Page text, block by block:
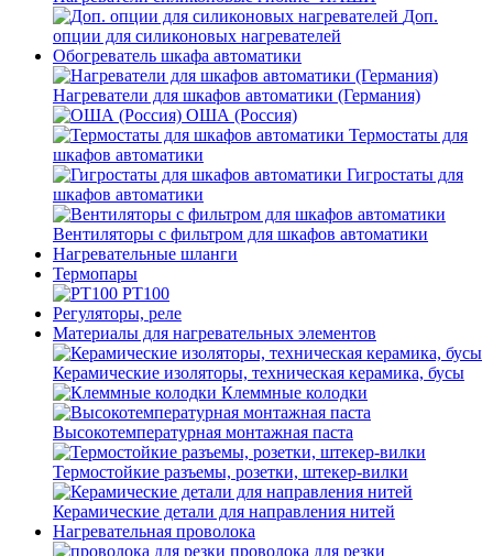
Доп.
опции для силиконовых нагревателей
Обогреватель шкафа автоматики
Нагреватели для шкафов автоматики (Германия)
ОША (Россия)
Термостаты для
шкафов автоматики
Гигростаты для
шкафов автоматики
Вентиляторы с фильтром для шкафов автоматики
Нагревательные шланги
Термопары
PT100
Регуляторы, реле
Материалы для нагревательных элементов
Керамические изоляторы, техническая керамика, бусы
Клеммные колодки
Высокотемпературная монтажная паста
Термостойкие разъемы, розетки, штекер-вилки
Керамические детали для направления нитей
Нагревательная проволока
проволока для резки